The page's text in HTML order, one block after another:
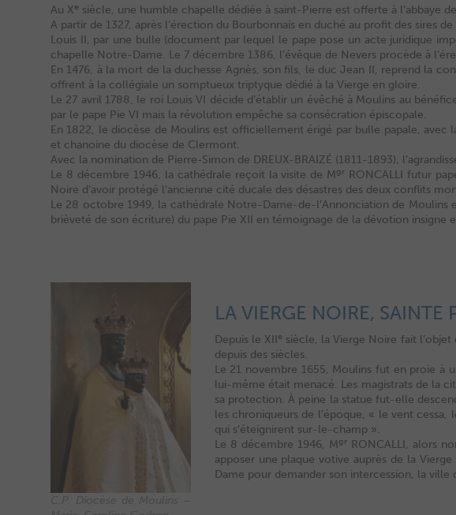
Au Xe siècle, une humble chapelle dédiée à saint-Pierre est offerte à l’abbaye
A partir de 1327, après l’érection du Bourbonnais en duché au profit des sires
Louis II, par une bulle (document par lequel le pape pose un acte juridique
chapelle Notre-Dame. Le 7 décembre 1386, l’évêque de Nevers procède à
En 1476, à la mort de la duchesse Agnès, son fils, le duc Jean II, reprend la
offrent à la collégiale un somptueux triptyque dédié à la Vierge en gloire.
Le 27 avril 1788, le roi Louis VI décide d’établir un évêché à Moulins au
par le pape Pie VI mais la révolution empêche sa consécration épiscopale.
En 1822, le diocèse de Moulins est officiellement érigé par bulle papale, avec
et chanoine du diocèse de Clermont.
Avec la nomination de Pierre-Simon de DREUX-BRAIZÉ (1811-1893),
Le 8 décembre 1946, la cathédrale reçoit la visite de Mgr RONCALLI futur
Noire d’avoir protégé l’ancienne cité ducale des désastres des deux conflits
Le 28 octobre 1949, la cathédrale Notre-Dame-de-l’Annonciation de Moulins
brièveté de son écriture) du pape Pie XII en témoignage de la dévotion insigne
LA VIERGE NOIRE,
Depuis le XIIe siècle, la Vierge Noire fait
depuis des siècles.
Le 21 novembre 1655, Moulins fut en proie à
lui-même était menacé. Les magistrats de la
sa protection. À peine la statue fut-elle
les chroniqueurs de l’époque, « le vent
qui s’éteignirent sur-le-champ ».
Le 8 décembre 1946, MgrRONCALLI, alors
apposer une plaque votive auprès de la
Dame pour demander son intercession, la